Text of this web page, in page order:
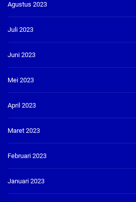
Agustus 2023
Juli 2023
Juni 2023
Mei 2023
April 2023
Maret 2023
Februari 2023
Januari 2023